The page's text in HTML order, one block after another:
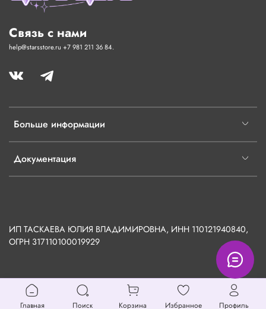
Больше информации
Документация
Связь с нами
help@starsstore.ru +7 981 211 36 84.
ИП ТАСКАЕВА ЮЛИЯ ВЛАДИМИРОВНА, ИНН 110121940840,
ОГРН 317110100019929
Главная Поиск Корзина Избранное Профиль